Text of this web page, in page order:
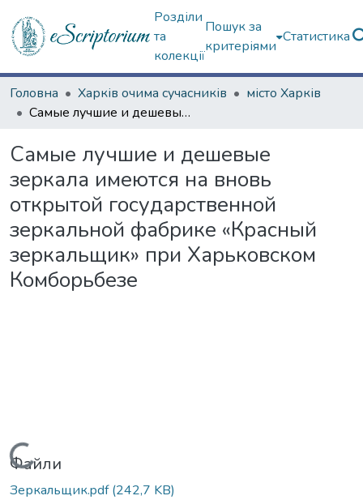
Розділи
та
колекції
Пошук за
критеріями
Статистика
Головна Харків очима сучасників
місто Харків
Самые лучшие и дешевые зеркала имеются на вновь открытой государственной зеркальной фабрике «Красный зеркальщик» при Харьковском Комборьбезе
Самые лучшие и дешевые
зеркала имеются на вновь
открытой государственной
зеркальной фабрике «Красный
зеркальщик» при Харьковском
Комборьбезе
Вантажиться...
Файли
Зеркальщик.pdf(242,7 KB)